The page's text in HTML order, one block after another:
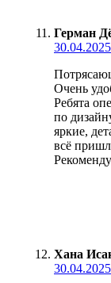
Герман
30.04.2025
Очень
Ребята
по
яркие,
всё
Хана
30.04.2025